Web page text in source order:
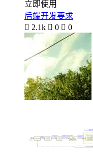
立即使用
后端开发要求
 2.1k  0  0